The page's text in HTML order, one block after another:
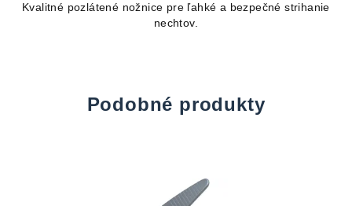
z
5
Kvalitné pozlátené nožnice pre ľahké a bezpečné strihanie
nechtov.
Podobné produkty